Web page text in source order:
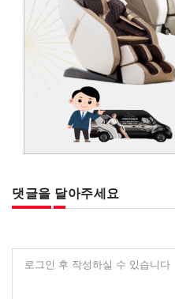
댓글을 달아주세요
로그인 후 작성하실 수 있습니다